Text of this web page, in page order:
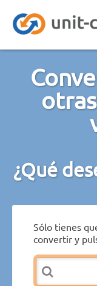
¿Qué
Sólo tienes
convertir y